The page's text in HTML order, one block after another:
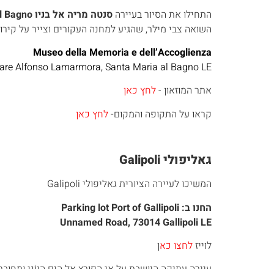
התחילו את הסיור בעיירה סנטה מריה אל בניו
השואה צבי מילר, שהגיע למחנה העקורים וצייר על קירות הבית בו
Museo della Memoria e dell’Accoglienza
Alfonso Lamarmora, Santa Maria al Bagno LE
אתר המוזאון -לחץ כאן
קראו על התקופה והמקום-לחץ כאן
גאליפולי Galipoli
המשיכו לעיירה הציורית גאליפולי Galipoli
החנו ב: Parking lot Port of Gallipoli
Unnamed Road, 73014 Gallipoli LE
לוייזלחצו כאן